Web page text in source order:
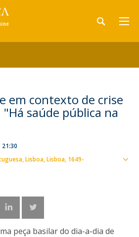
em contexto de crise
saúde pública na
21:30
Lisboa Lisboa 1649-
peça basilar do dia-a-dia de